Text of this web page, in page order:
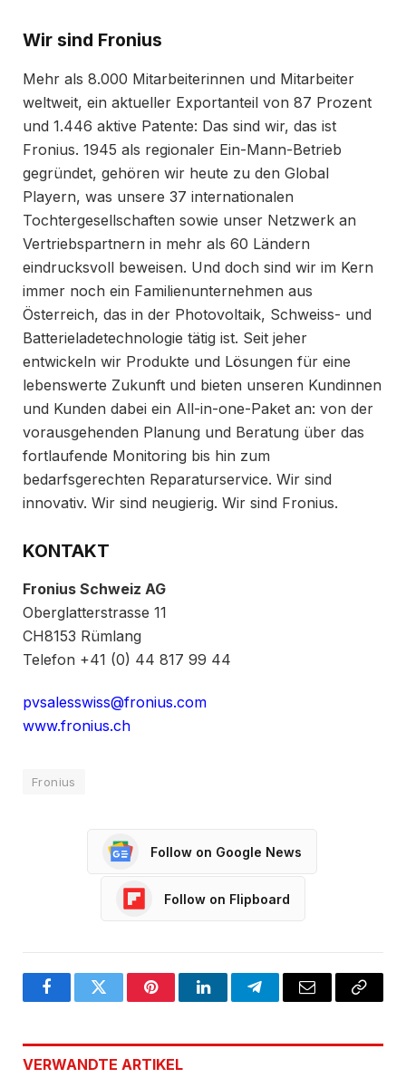
Wir sind Fronius
Mehr als 8.000 Mitarbeiterinnen und Mitarbeiter
weltweit, ein aktueller Exportanteil von 87 Prozent
und 1.446 aktive Patente: Das sind wir, das ist
Fronius. 1945 als regionaler Ein-Mann-Betrieb
gegründet, gehören wir heute zu den Global
Playern, was unsere 37 internationalen
Tochtergesellschaften sowie unser Netzwerk an
Vertriebspartnern in mehr als 60 Ländern
eindrucksvoll beweisen. Und doch sind wir im Kern
immer noch ein Familienunternehmen aus
Österreich, das in der Photovoltaik, Schweiss- und
Batterieladetechnologie tätig ist. Seit jeher
entwickeln wir Produkte und Lösungen für eine
lebenswerte Zukunft und bieten unseren Kundinnen
und Kunden dabei ein All-in-one-Paket an: von der
vorausgehenden Planung und Beratung über das
fortlaufende Monitoring bis hin zum
bedarfsgerechten Reparaturservice. Wir sind
innovativ. Wir sind neugierig. Wir sind Fronius.
KONTAKT
Fronius Schweiz AG
Oberglatterstrasse 11
CH­8153 Rümlang
Telefon +41 (0) 44 817 99 44
pv­sales­swiss@fronius.com
www.fronius.ch
Fronius
Follow on Google News
Follow on Flipboard
FacebookTwitter PinterestLinkedInTelegramEmail
Copy
VERWANDTE ARTIKEL